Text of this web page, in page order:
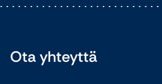
Ota yhteyttä